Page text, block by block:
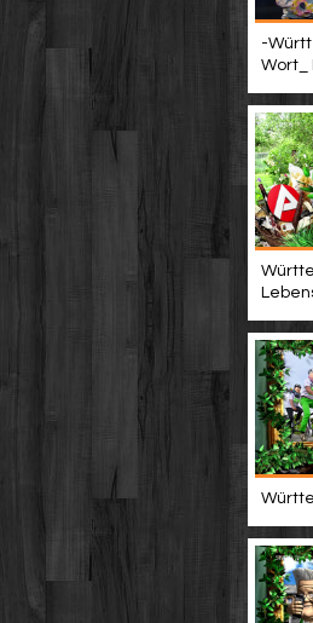
-
Wort_